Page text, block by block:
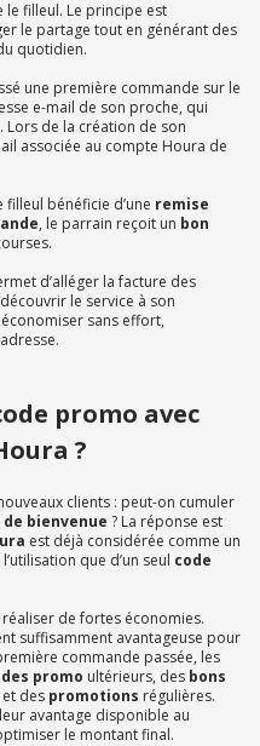
filleul. Le principe est
le partage tout en générant des
quotidien.
une première commande sur le
e-mail de son proche, qui
de la création de son
associée au compte Houra de
bénéficie d’une remise
, le parrain reçoit un bon
d’alléger la facture des
le service à son
sans effort,
promo avec
?
clients : peut-on cumuler
bienvenue ? La réponse est
est déjà considérée comme un
que d’un seul code
réaliser de fortes économies.
suffisamment avantageuse pour
commande passée, les
promo ultérieurs, des bons
et des promotions régulières.
avantage disponible au
le montant final.